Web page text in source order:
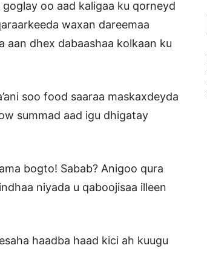
oo aad kaligaa ku qorneyd
waxan dareemaa
aan dhex dabaashaa kolkaan ku
soo food saaraa maskaxdeyda
summad aad igu dhigatay
bogto! Sabab? Anigoo qura
niyada u qaboojisaa illeen
haadba haad kici ah kuugu